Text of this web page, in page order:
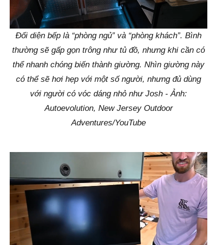
Đối diện bếp là “phòng ngủ” và “phòng khách”. Bình
thường sẽ gấp gọn trông như tủ đồ, nhưng khi cần có
thể nhanh chóng biến thành giường. Nhìn giường này
có thể sẽ hơi hẹp với một số người, nhưng đủ dùng
với người có vóc dáng nhỏ như Josh - Ảnh:
Autoevolution, New Jersey Outdoor
Adventures/YouTube